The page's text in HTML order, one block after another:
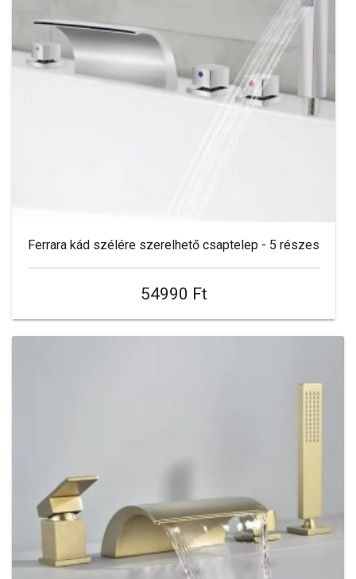
Ferrara kád szélére szerelhető csaptelep - 5 részes
54990 Ft